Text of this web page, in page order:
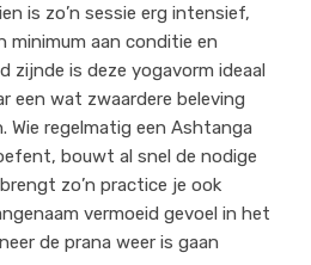
is zo’n sessie erg intensief,
minimum aan conditie en
zijnde is deze yogavorm ideaal
een wat zwaardere beleving
Wie regelmatig een Ashtanga
bouwt al snel de nodige
zo’n practice je ook
vermoeid gevoel in het
de prana weer is gaan